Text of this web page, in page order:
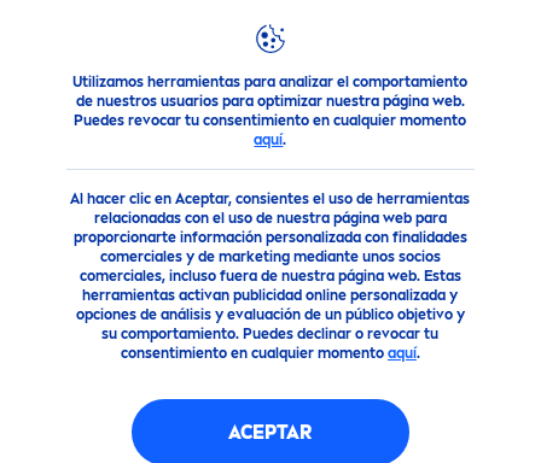
Utilizamos herramientas para analizar el comportamiento
de nuestros usuarios para optimizar nuestra página web.
Puedes revocar tu consentimiento en cualquier momento
aquí.
Al hacer clic en Aceptar, consientes el uso de herramientas
relacionadas con el uso de nuestra página web para
proporcionarte información personalizada con finalidades
comerciales y de marketing mediante unos socios
comerciales, incluso fuera de nuestra página web. Estas
herramientas activan publicidad online personalizada y
opciones de análisis y evaluación de un público objetivo y
su comportamiento. Puedes declinar o revocar tu
consentimiento en cualquier momento aquí.
ACEPTAR
Nuestros Productos Cuidado Facial Sérum Facial